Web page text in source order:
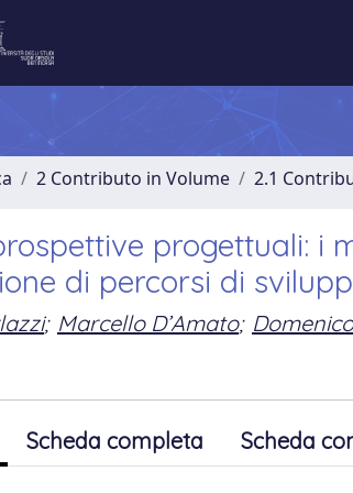
2 Contributo in Volume 2.1
progettuali: i
di percorsi di
; Marcello D’Amato;
Scheda completa Scheda